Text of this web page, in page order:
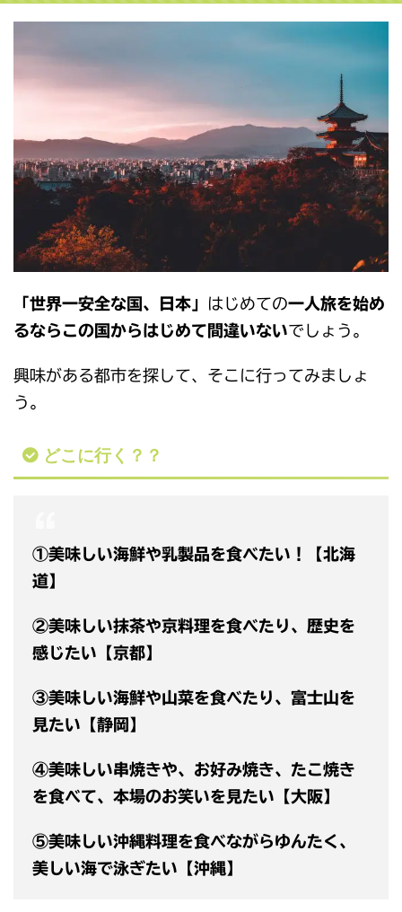
「世界一安全な国、日本」 はじめての一人旅を始め
るならこの国からはじめて間違いないでしょう。
興味がある都市を探して、そこに行ってみましょ
う。
どこに行く？？
①美味しい海鮮や乳製品を食べたい！【北海
道】
②美味しい抹茶や京料理を食べたり、歴史を
感じたい【京都】
③美味しい海鮮や山菜を食べたり、富士山を
見たい【静岡】
④美味しい串焼きや、お好み焼き、たこ焼き
を食べて、本場のお笑いを見たい【大阪】
⑤美味しい沖縄料理を食べながらゆんたく、
美しい海で泳ぎたい【沖縄】